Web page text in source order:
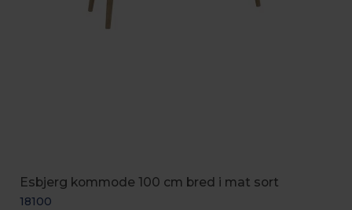
Esbjerg kommode 100 cm bred i mat sort
18100